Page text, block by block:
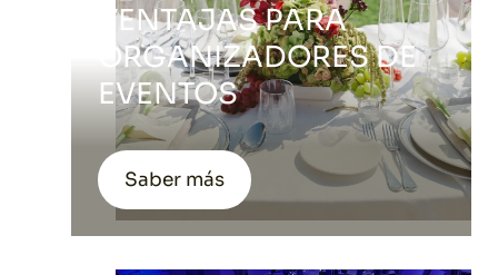
VENTAJAS PARA
ORGANIZADORES DE
EVENTOS
Saber más
EVENTOS